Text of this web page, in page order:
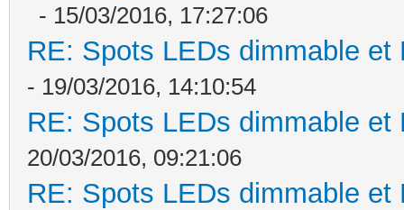
- 15/03/2016, 17:27:06
RE: Spots LEDs dimmable
- 19/03/2016, 14:10:54
RE: Spots LEDs dimmable
20/03/2016, 09:21:06
RE: Spots LEDs dimmable